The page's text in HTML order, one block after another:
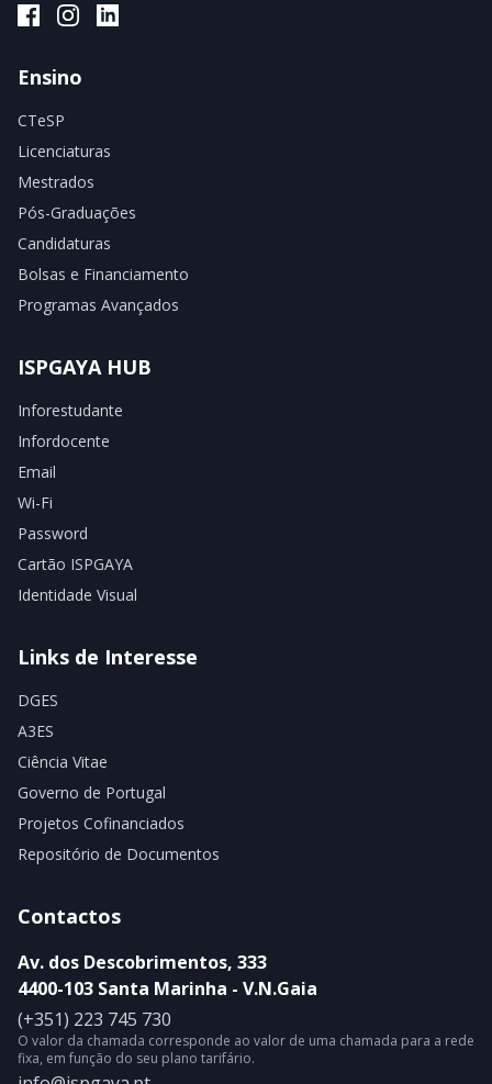
ISPGAYA Facebook
ISPGAYA Instagram
ISPGAYA LinkedIn
Ensino
CTeSP
Licenciaturas
Mestrados
Pós-Graduações
Candidaturas
Bolsas e Financiamento
Programas Avançados
ISPGAYA HUB
Inforestudante
Infordocente
Email
Wi-Fi
Password
Cartão ISPGAYA
Identidade Visual
Links de Interesse
DGES
A3ES
Ciência Vitae
Governo de Portugal
Projetos Cofinanciados
Repositório de Documentos
Contactos
Av. dos Descobrimentos, 333
4400-103 Santa Marinha - V.N.Gaia
(+351) 223 745 730
O valor da chamada corresponde ao valor de uma chamada para a rede
fixa, em função do seu plano tarifário.